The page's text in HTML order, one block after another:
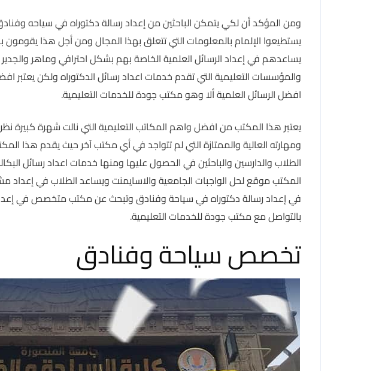
ومن المؤكد أن لكي يتمكن الباحثين من إعداد رسالة دكتوراه في سياحه
يستطيعوا الإلمام بالمعلومات التي تتعلق بهذا المجال ومن أجل هذا
يساعدهم في إعداد الرسائل العلمية الخاصة بهم بشكل احترافي وماهر والجدير
والمؤسسات التعليمية التي تقدم خدمات اعداد رسائل الدكتوراه ولكن
افضل الرسائل العلمية ألا وهو مكتب جودة للخدمات التعليمية.
يعتبر هذا المكتب من افضل واهم المكاتب التعليمية التي نالت شهرة كبيرة
ومهارته العالية والممتازة التي لم تتواجد في أي مكتب آخر حيث يقدم هذا
الطلاب والدارسين والباحثين في الحصول عليها ومنها خدمات اعداد رسائل
المكتب موقع لحل الواجبات الجامعية والاسايمنت ويساعد الطلاب في إعداد
في إعداد رسالة دكتوراه في سياحة وفنادق وتبحث عن مكتب متخصص في
بالتواصل مع مكتب جودة للخدمات التعليمية.
تخصص سياحة وفنادق